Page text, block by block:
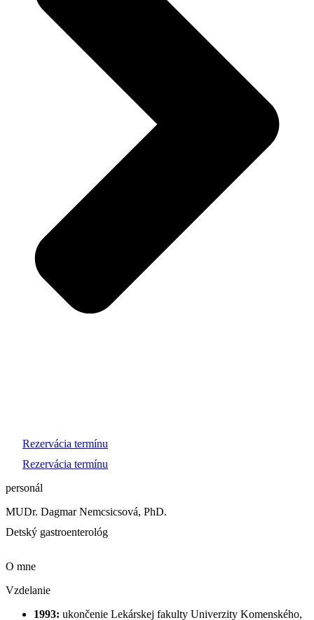
Rezervácia termínu
Rezervácia termínu
personál
MUDr. Dagmar Nemcsicsová, PhD.
Detský gastroenterológ
O mne
Vzdelanie
1993: ukončenie Lekárskej fakulty Univerzity Komenského,